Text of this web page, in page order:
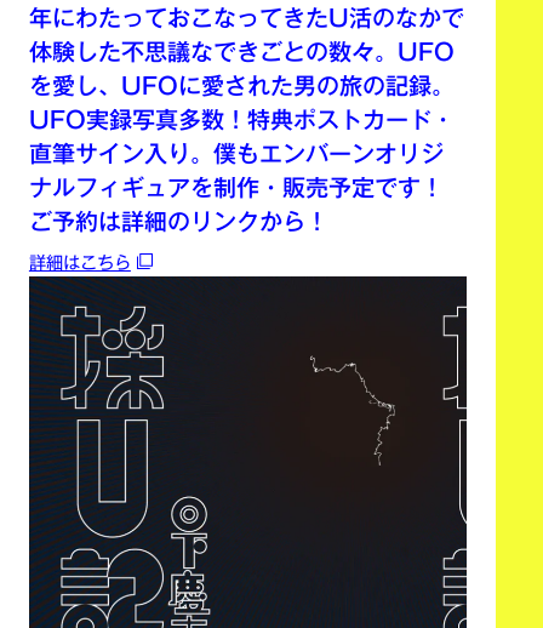
年にわたっておこなってきたU活のなかで
体験した不思議なできごとの数々。UFO
を愛し、UFOに愛された男の旅の記録。
UFO実録写真多数！特典ポストカード・
直筆サイン入り。僕もエンバーンオリジ
ナルフィギュアを制作・販売予定です！
ご予約は詳細のリンクから！
詳細はこちら